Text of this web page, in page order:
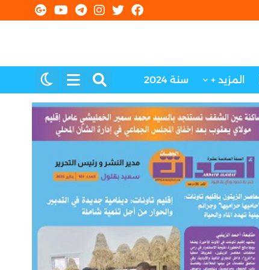
المزيد + سنة 2024